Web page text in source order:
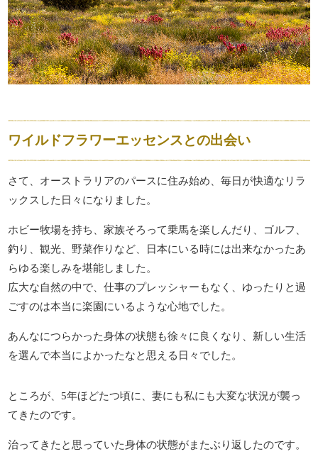
ワイルドフラワーエッセンスとの出会い
さて、オーストラリアのパースに住み始め、毎日が快適なリラ
ックスした日々になりました。
ホビー牧場を持ち、家族そろって乗馬を楽しんだり、ゴルフ、
釣り、観光、野菜作りなど、日本にいる時には出来なかったあ
らゆる楽しみを堪能しました。
広大な自然の中で、仕事のプレッシャーもなく、ゆったりと過
ごすのは本当に楽園にいるような心地でした。
あんなにつらかった身体の状態も徐々に良くなり、新しい生活
を選んで本当によかったなと思える日々でした。
ところが、5年ほどたつ頃に、妻にも私にも大変な状況が襲っ
てきたのです。
治ってきたと思っていた身体の状態がまたぶり返したのです。